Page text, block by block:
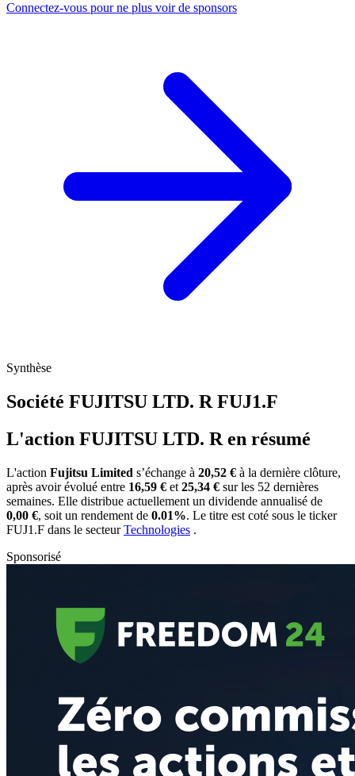
Connectez-vous pour ne plus voir de sponsors
Synthèse
Société FUJITSU LTD. R FUJ1.F
L'action FUJITSU LTD. R en résumé
L'action Fujitsu Limited s’échange à 20,52 € à la dernière clôture,
après avoir évolué entre 16,59 € et 25,34 € sur les 52 dernières
semaines. Elle distribue actuellement un dividende annualisé de
0,00 €, soit un rendement de 0.01%. Le titre est coté sous le ticker
FUJ1.F dans le secteurTechnologies .
Sponsorisé